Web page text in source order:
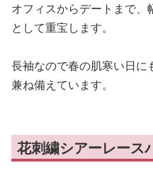
オフィスからデートまで
として重宝します。
長袖なので春の肌寒い日に
兼ね備えています。
花刺繍シアーレース